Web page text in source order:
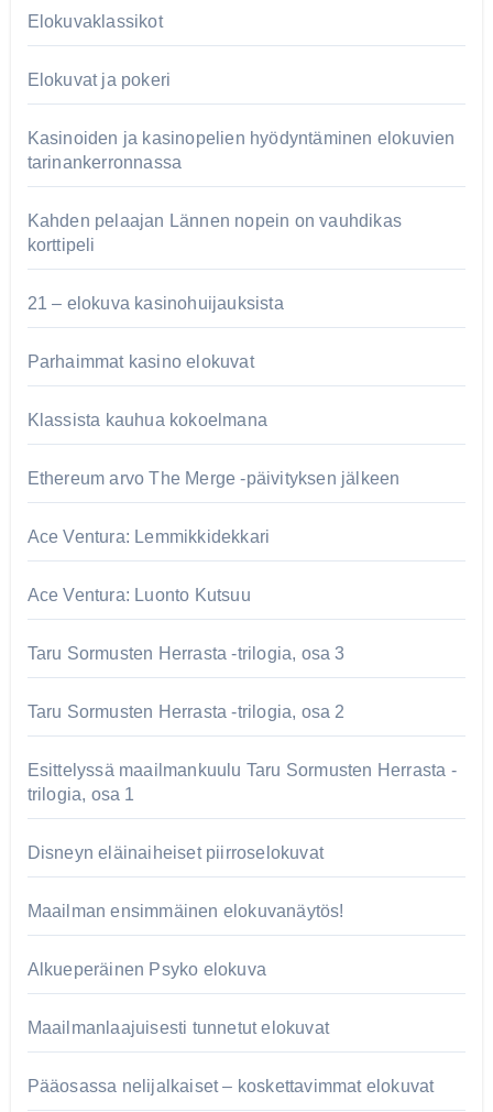
Elokuvaklassikot
Elokuvat ja pokeri
Kasinoiden ja kasinopelien hyödyntäminen elokuvien
tarinankerronnassa
Kahden pelaajan Lännen nopein on vauhdikas
korttipeli
21 – elokuva kasinohuijauksista
Parhaimmat kasino elokuvat
Klassista kauhua kokoelmana
Ethereum arvo The Merge -päivityksen jälkeen
Ace Ventura: Lemmikkidekkari
Ace Ventura: Luonto Kutsuu
Taru Sormusten Herrasta -trilogia, osa 3
Taru Sormusten Herrasta -trilogia, osa 2
Esittelyssä maailmankuulu Taru Sormusten Herrasta -
trilogia, osa 1
Disneyn eläinaiheiset piirroselokuvat
Maailman ensimmäinen elokuvanäytös!
Alkueperäinen Psyko elokuva
Maailmanlaajuisesti tunnetut elokuvat
Pääosassa nelijalkaiset – koskettavimmat elokuvat